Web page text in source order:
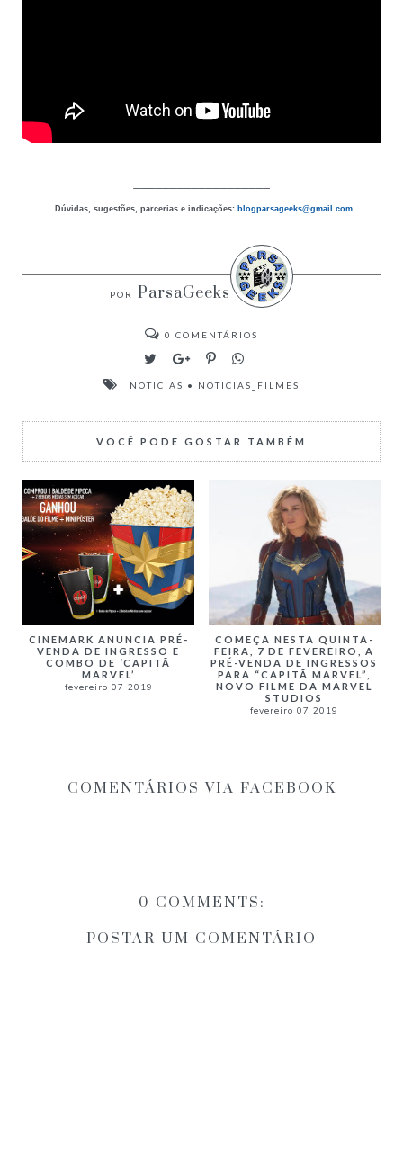
Dúvidas, sugestões, parcerias e indicações: blogparsageeks@gmail.com
ParsaGeeks
0 COMENTÁRIOS
NOTICIAS • NOTICIAS_FILMES
VOCÊ PODE GOSTAR TAMBÉM
CINEMARK ANUNCIA PRÉ-
VENDA DE INGRESSO E
COMBO DE ‘CAPITÃ
MARVEL’
fevereiro 07 2019
COMEÇA NESTA QUINTA-
FEIRA, 7 DE FEVEREIRO, A
PRÉ-VENDA DE INGRESSOS
PARA “CAPITÃ MARVEL”,
NOVO FILME DA MARVEL
STUDIOS
fevereiro 07 2019
COMENTÁRIOS VIA FACEBOOK
0 COMMENTS:
POSTAR UM COMENTÁRIO